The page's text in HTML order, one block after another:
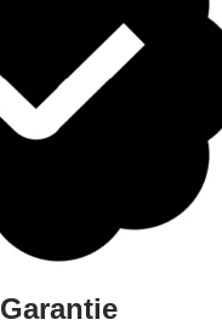
Garantie